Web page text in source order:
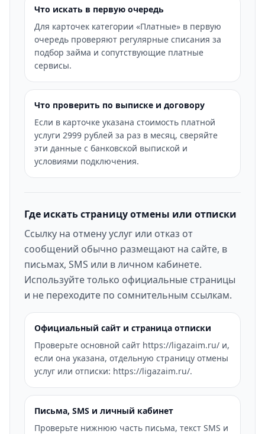
Что искать в первую очередь
Для карточек категории «Платные» в первую
очередь проверяют регулярные списания за
подбор займа и сопутствующие платные
сервисы.
Что проверить по выписке и договору
Если в карточке указана стоимость платной
услуги 2999 рублей за раз в месяц, сверяйте
эти данные с банковской выпиской и
условиями подключения.
Где искать страницу отмены или отписки
Ссылку на отмену услуг или отказ от
сообщений обычно размещают на сайте, в
письмах, SMS или в личном кабинете.
Используйте только официальные страницы
и не переходите по сомнительным ссылкам.
Официальный сайт и страница отписки
Проверьте основной сайт https://ligazaim.ru/ и,
если она указана, отдельную страницу отмены
услуг или отписки: https://ligazaim.ru/.
Письма, SMS и личный кабинет
Проверьте нижнюю часть письма, текст SMS и